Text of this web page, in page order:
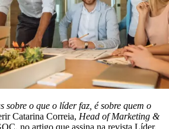
sobre o que o líder faz, é sobre quem o
Catarina Correia, Head of Marketing &
no artigo que assina na revista Líder.